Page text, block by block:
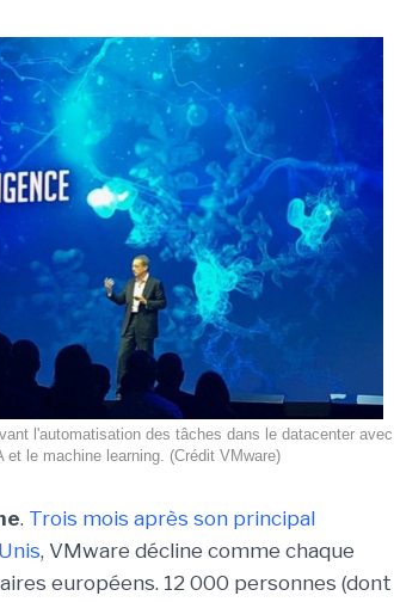
l'automatisation des tâches dans le datacenter
et le machine learning. (Crédit VMware)
. Trois mois après son principal
, VMware décline comme chaque
européens. 12 000 personnes (dont